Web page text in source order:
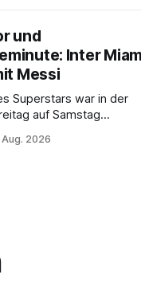
und
Inter
Messi
Superstars war in der
auf Samstag
2026